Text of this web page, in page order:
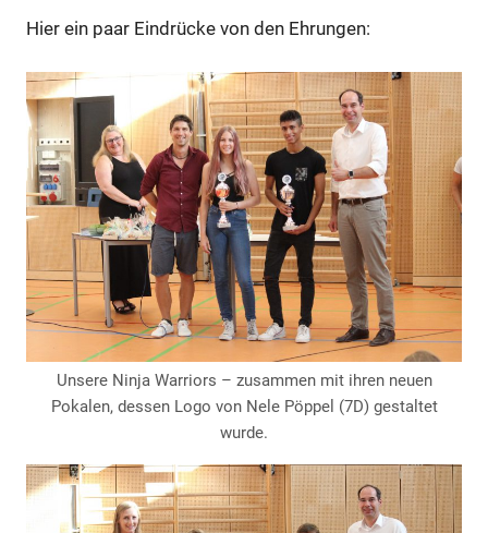
Hier ein paar Eindrücke von den Ehrungen:
Unsere Ninja Warriors – zusammen mit ihren neuen
Pokalen, dessen Logo von Nele Pöppel (7D) gestaltet
wurde.